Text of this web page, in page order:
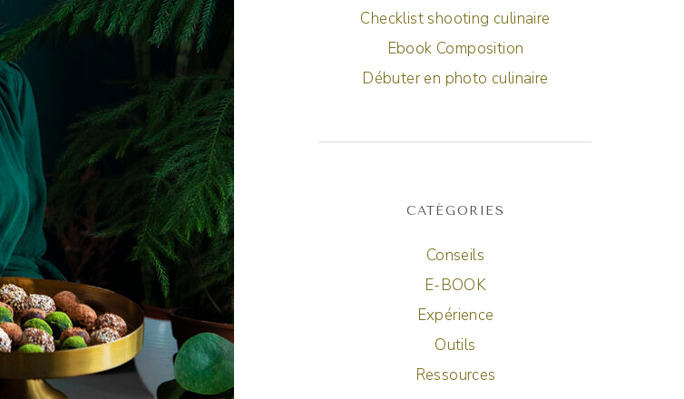
Checklist shooting culinaire
Ebook Composition
Débuter en photo culinaire
CATÉGORIES
Conseils
E-BOOK
Expérience
Outils
Ressources